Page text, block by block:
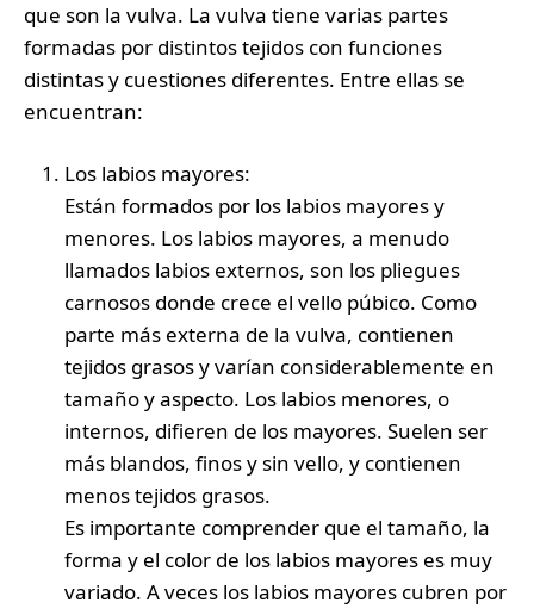
que son la vulva. La vulva tiene varias partes
formadas por distintos tejidos con funciones
distintas y cuestiones diferentes. Entre ellas se
encuentran:
Los labios mayores:
Están formados por los labios mayores y
menores. Los labios mayores, a menudo
llamados labios externos, son los pliegues
carnosos donde crece el vello púbico. Como
parte más externa de la vulva, contienen
tejidos grasos y varían considerablemente en
tamaño y aspecto. Los labios menores, o
internos, difieren de los mayores. Suelen ser
más blandos, finos y sin vello, y contienen
menos tejidos grasos.
Es importante comprender que el tamaño, la
forma y el color de los labios mayores es muy
variado. A veces los labios mayores cubren por